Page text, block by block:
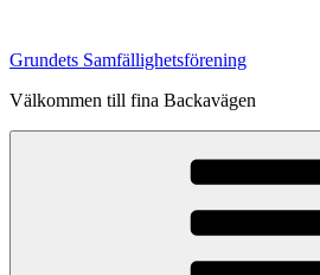
innehåll
Grundets Samfällighetsförening
Välkommen till fina Backavägen